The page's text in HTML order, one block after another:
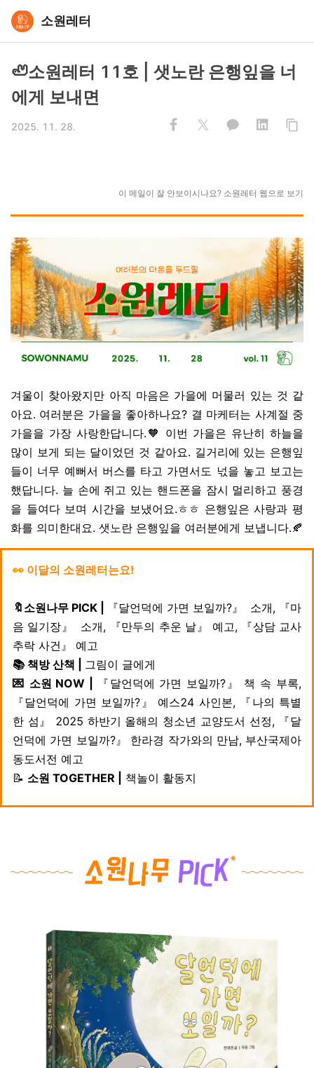
소원레터
🦥소원레터 11호 | 샛노란 은행잎을 너
에게 보내면
2025. 11. 28.
이 메일이 잘 안보이시나요? 소원레터 웹으로 보기
겨울이 찾아왔지만 아직 마음은 가을에 머물러 있는 것 같
아요. 여러분은 가을을 좋아하나요? 결 마케터는 사계절 중
가을을 가장 사랑한답니다.🧡 이번 가을은 유난히 하늘을
많이 보게 되는 달이었던 것 같아요. 길거리에 있는 은행잎
들이 너무 예뻐서 버스를 타고 가면서도 넋을 놓고 보고는
했답니다. 늘 손에 쥐고 있는 핸드폰을 잠시 멀리하고 풍경
을 들여다 보며 시간을 보냈어요.ㅎㅎ 은행잎은 사랑과 평
화를 의미한대요. 샛노란 은행잎을 여러분에게 보냅니다.🍂
👀 이달의 소원레터는요!
🔖소원나무 PICK |
『달언덕에 가면 보일까?』 소개, 『마
음 일기장』 소개, 『만두의 추운 날』 예고, 『상담 교사
추락 사건』 예고
📚책방 산책
그림이 글에게
💌 소원 NOW
『달언덕에 가면 보일까?』 책 속 부록,
『달언덕에 가면 보일까?』 예스24 사인본, 『나의 특별
한 섬』 2025 하반기 올해의 청소년 교양도서 선정, 『달
언덕에 가면 보일까?』 한라경 작가와의 만남, 부산국제아
동도서전 예고
📝 소원 TOGETHER 책놀이 활동지